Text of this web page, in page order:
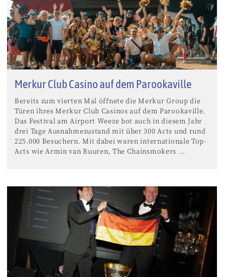
Merkur Club Casino auf dem Parookaville
Bereits zum vierten Mal öffnete die Merkur Group die
Türen ihres Merkur Club Casinos auf dem Parookaville.
Das Festival am Airport Weeze bot auch in diesem Jahr
drei Tage Ausnahmezustand mit über 300 Acts und rund
225.000 Besuchern. Mit dabei waren internationale Top-
Acts wie Armin van Buuren, The Chainsmokers ...